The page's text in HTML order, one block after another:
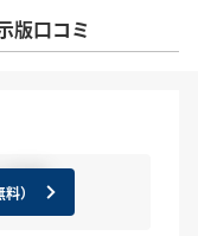
版口コミ
です。
）